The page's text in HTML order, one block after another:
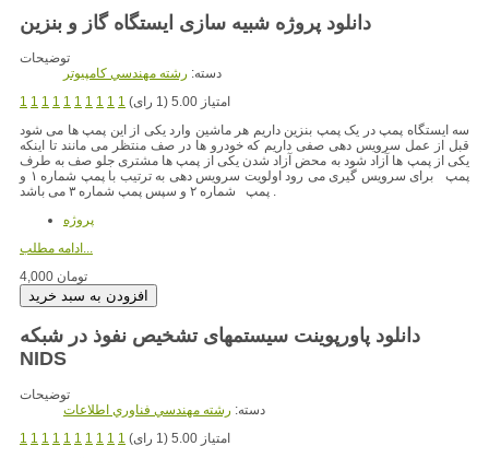
دانلود پروژه شبیه سازی ایستگاه گاز و بنزین
توضیحات
دسته: رشته مهندسي کامپيوتر
1 1 1 1 1 1 1 1 1 1
امتیاز 5.00 (1 رای)
سه ایستگاه پمپ در یک پمپ بنزین داریم هر ماشین وارد یکی از این پمپ ها می شود
قبل از عمل سرویس دهی صفی داریم که خودرو ها در صف منتظر می مانند تا اینکه
یکی از پمپ ها آزاد شود به محض آزاد شدن یکی از پمپ ها مشتری جلو صف به طرف
پمپ برای سرویس گیری می رود اولویت سرویس دهی به ترتیب با پمپ شماره ۱ و
پمپ شماره ۲ و سپس پمپ شماره ۳ می باشد .
پروژه
ادامه مطلب...
4,000 تومان
دانلود پاورپوینت سیستمهای تشخیص نفوذ در شبکه
NIDS
توضیحات
دسته: رشته مهندسي فناوري اطلاعات
1 1 1 1 1 1 1 1 1 1
امتیاز 5.00 (1 رای)